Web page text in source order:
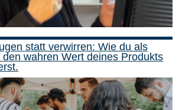
statt verwirren: Wie du als
wahren Wert deines Produkts